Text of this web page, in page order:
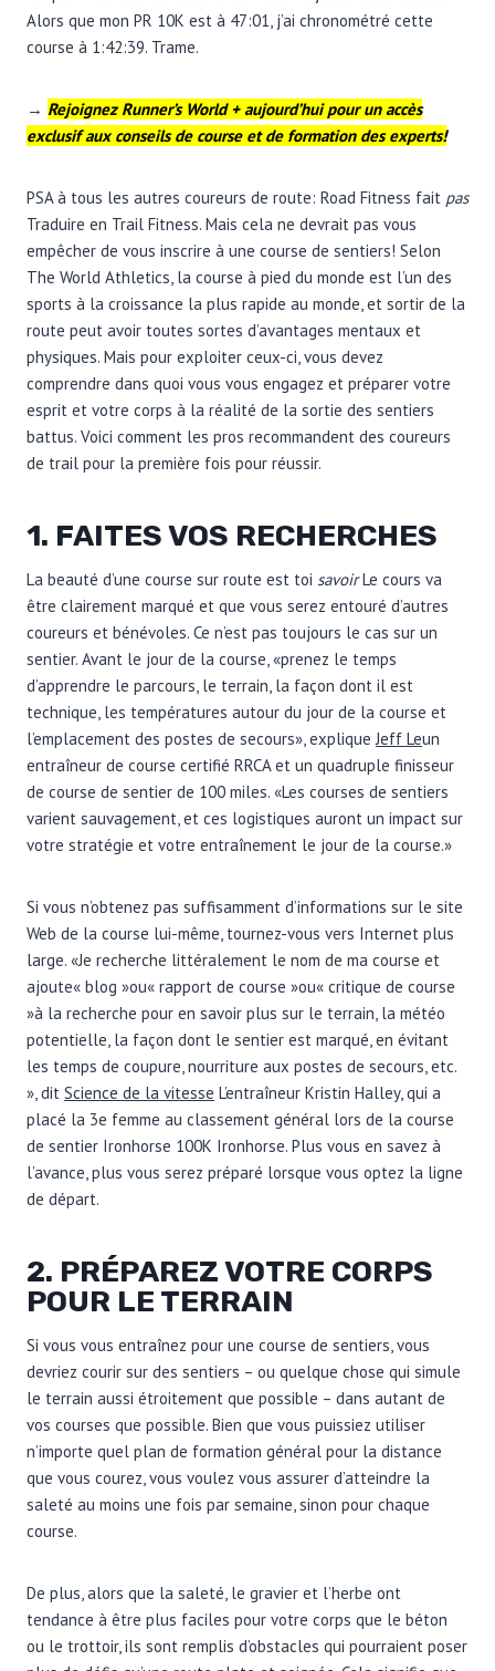
Alors que mon PR 10K est à 47:01, j’ai chronométré cette
course à 1:42:39. Trame.
→ Rejoignez Runner’s World + aujourd’hui pour un accès
exclusif aux conseils de course et de formation des experts!
PSA à tous les autres coureurs de route: Road Fitness fait pas
Traduire en Trail Fitness. Mais cela ne devrait pas vous
empêcher de vous inscrire à une course de sentiers! Selon
The World Athletics, la course à pied du monde est l’un des
sports à la croissance la plus rapide au monde, et sortir de la
route peut avoir toutes sortes d’avantages mentaux et
physiques. Mais pour exploiter ceux-ci, vous devez
comprendre dans quoi vous vous engagez et préparer votre
esprit et votre corps à la réalité de la sortie des sentiers
battus. Voici comment les pros recommandent des coureurs
de trail pour la première fois pour réussir.
1. FAITES VOS RECHERCHES
La beauté d’une course sur route est toi savoirLe cours va
être clairement marqué et que vous serez entouré d’autres
coureurs et bénévoles. Ce n’est pas toujours le cas sur un
sentier. Avant le jour de la course, «prenez le temps
d’apprendre le parcours, le terrain, la façon dont il est
technique, les températures autour du jour de la course et
l’emplacement des postes de secours», explique Jeff Leun
entraîneur de course certifié RRCA et un quadruple finisseur
de course de sentier de 100 miles. «Les courses de sentiers
varient sauvagement, et ces logistiques auront un impact sur
votre stratégie et votre entraînement le jour de la course.»
Si vous n’obtenez pas suffisamment d’informations sur le site
Web de la course lui-même, tournez-vous vers Internet plus
large. «Je recherche littéralement le nom de ma course et
ajoute« blog »ou« rapport de course »ou« critique de course
»à la recherche pour en savoir plus sur le terrain, la météo
potentielle, la façon dont le sentier est marqué, en évitant
les temps de coupure, nourriture aux postes de secours, etc.
», dit Science de la vitesse L’entraîneur Kristin Halley, qui a
placé la 3e femme au classement général lors de la course
de sentier Ironhorse 100K Ironhorse. Plus vous en savez à
l’avance, plus vous serez préparé lorsque vous optez la ligne
de départ.
2. PRÉPAREZ VOTRE CORPS
POUR LE TERRAIN
Si vous vous entraînez pour une course de sentiers, vous
devriez courir sur des sentiers – ou quelque chose qui simule
le terrain aussi étroitement que possible – dans autant de
vos courses que possible. Bien que vous puissiez utiliser
n’importe quel plan de formation général pour la distance
que vous courez, vous voulez vous assurer d’atteindre la
saleté au moins une fois par semaine, sinon pour chaque
course.
De plus, alors que la saleté, le gravier et l’herbe ont
tendance à être plus faciles pour votre corps que le béton
ou le trottoir, ils sont remplis d’obstacles qui pourraient poser